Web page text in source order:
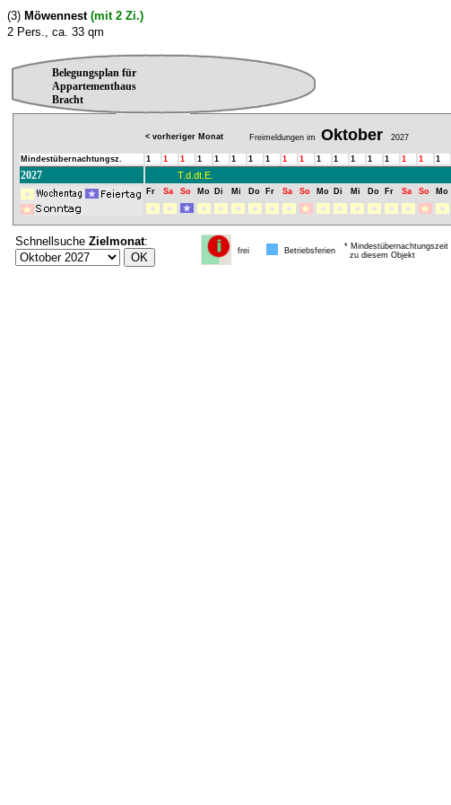
(3) Möwennest (mit 2 Zi.)
2 Pers., ca. 33 qm
Belegungsplan für
Appartementhaus
Bracht
< vorheriger Monat Freimeldungen im Oktober 2027
Mindestübernachtungsz. 1 1 1 1 1 1 1 1 1 1 1 1 1 1 1 1 1 1
2027 T.d.dt.E.
Fr Sa So Mo Di Mi Do Fr Sa So Mo Di Mi Do Fr Sa So Mo
Schnellsuche Zielmonat:
frei Betriebsferien
* Mindestübernachtungszeit
zu diesem Objekt